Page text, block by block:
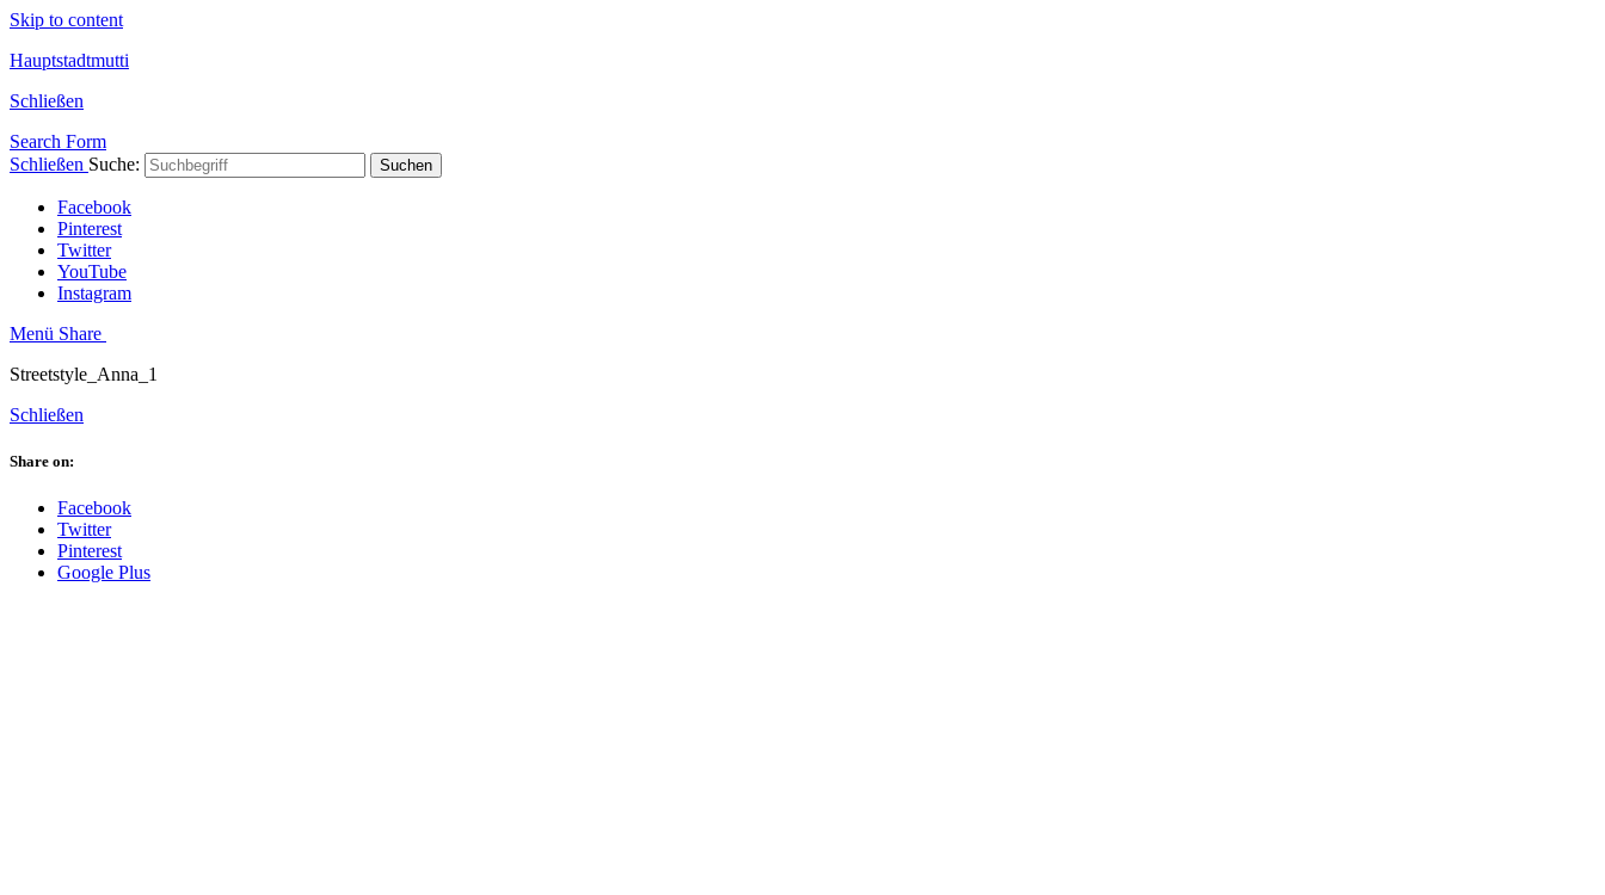
Skip to content
Hauptstadtmutti
Schließen
Search Form
Schließen Suche: Suchen
Facebook
Pinterest
Twitter
YouTube
Instagram
Menü Share
Streetstyle_Anna_1
Schließen
Share on:
Facebook
Twitter
Pinterest
Google Plus